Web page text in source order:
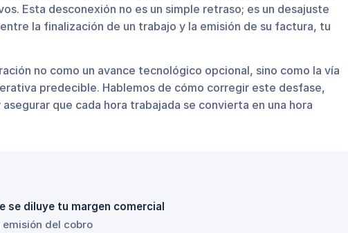
Esta desconexión no es un simple retraso; es un desajuste
la finalización de un trabajo y la emisión de su factura, tu
no como un avance tecnológico opcional, sino como la vía
predecible. Hablemos de cómo corregir este desfase,
que cada hora trabajada se convierta en una hora
se diluye tu margen comercial
del cobro